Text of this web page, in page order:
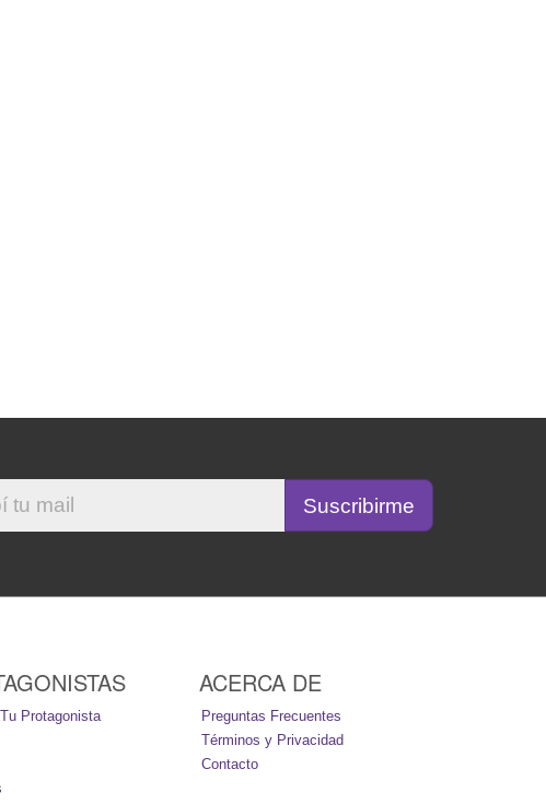
Protagonista
ACERCA DE
Preguntas Frecuentes
Términos y Privacidad
Contacto